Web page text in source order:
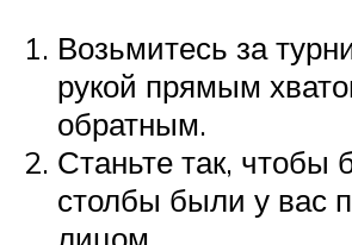
Возьмитесь за
рукой прямым
обратным.
Станьте так, чтобы
столбы были у вас